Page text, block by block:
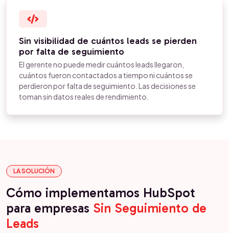
Sin visibilidad de cuántos leads se pierden
por falta de seguimiento
El gerente no puede medir cuántos leads llegaron,
cuántos fueron contactados a tiempo ni cuántos se
perdieron por falta de seguimiento. Las decisiones se
toman sin datos reales de rendimiento.
LA SOLUCIÓN
Cómo implementamos HubSpot
para empresas Sin Seguimiento de
Leads